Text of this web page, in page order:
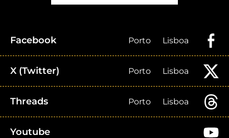
Facebook Porto Lisboa
X (Twitter) Porto Lisboa
Threads Porto Lisboa
Youtube